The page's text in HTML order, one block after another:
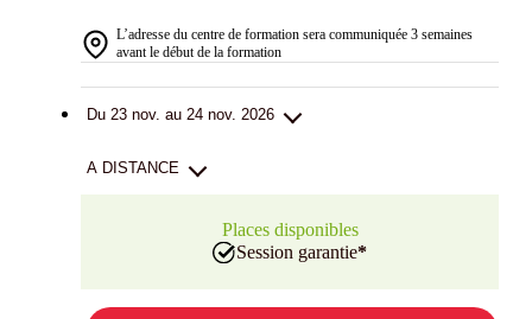
L’adresse du centre de formation sera communiquée 3 semaines
avant le début de la formation
Du 23 nov. au 24 nov. 2026
A DISTANCE
Places disponibles
Session garantie*